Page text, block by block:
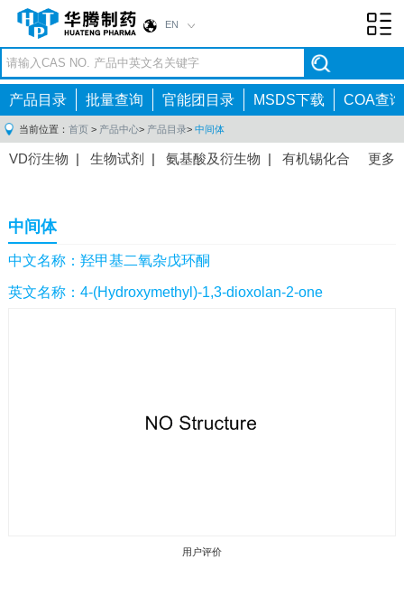
EN
产品目录 批量查询 官能团目录 MSDS下载 COA查询
当前位置： 首页 > 产品中心> 产品目录> 中间体
更多
VD衍生物 | 生物试剂 | 氨基酸及衍生物 | 有机锡化合
间体|
感染药物中间体
体 |抗精神病药物中间体| 抗炎药物中间体
药中间体|其他原料药中间体|
中间体
中文名称：羟甲基二氧杂戊环酮
英文名称：4-(Hydroxymethyl)-1,3-dioxolan-2-one
用户评价